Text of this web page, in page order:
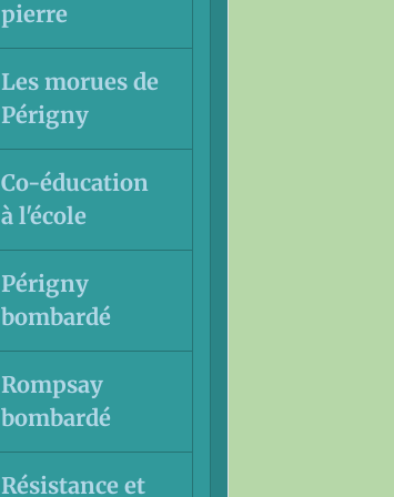
pierre
Les morues de
Périgny
Co-éducation
à l'école
Périgny
bombardé
Rompsay
bombardé
Résistance et